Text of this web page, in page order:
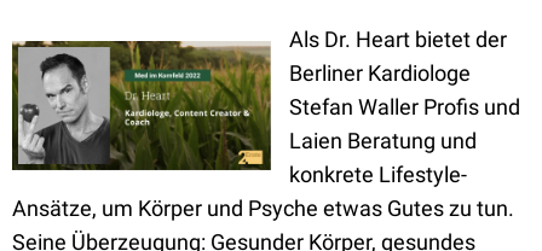
Als Dr. Heart bietet der
Berliner Kardiologe
Stefan Waller Profis und
Laien Beratung und
konkrete Lifestyle-
Ansätze, um Körper und Psyche etwas Gutes zu tun.
Seine Überzeugung: Gesunder Körper, gesundes